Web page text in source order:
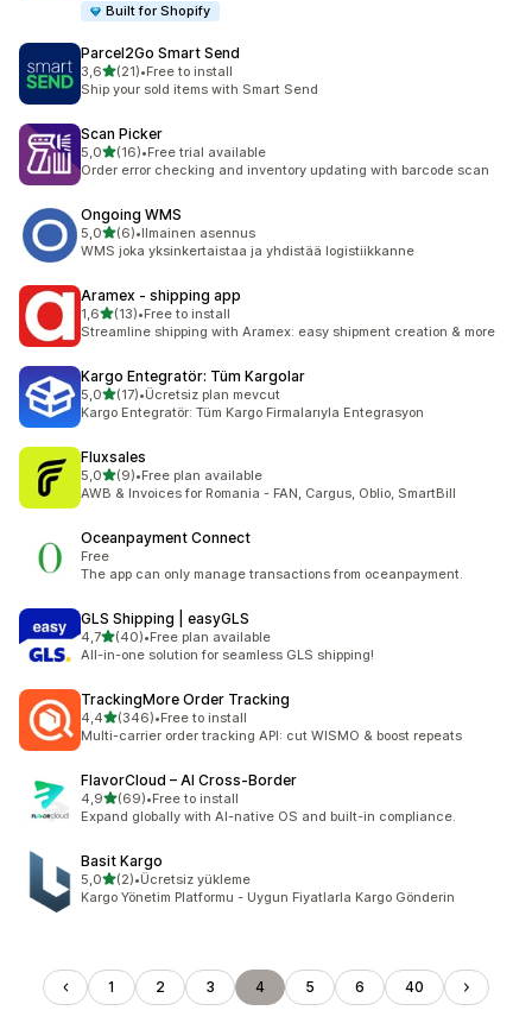
Built for Shopify
Parcel2Go Smart Send
3,6/ 5 tähteä
(21)
21 arvostelua yhteensä
•Free to install
Ship your sold items with Smart Send
Scan Picker
5,0/ 5 tähteä
(16)
16 arvostelua yhteensä
•Free trial available
Order error checking and inventory updating with barcode scan
Ongoing WMS
5,0/ 5 tähteä
(6)
6 arvostelua yhteensä
•Ilmainen asennus
WMS joka yksinkertaistaa ja yhdistää logistiikkanne
Aramex ‑ shipping app
1,6/ 5 tähteä
(13)
13 arvostelua yhteensä
•Free to install
Streamline shipping with Aramex: easy shipment creation & more
Kargo Entegratör: Tüm Kargolar
5,0/ 5 tähteä
(17)
17 arvostelua yhteensä
•Ücretsiz plan mevcut
Kargo Entegratör: Tüm Kargo Firmalarıyla Entegrasyon
Fluxsales
5,0/ 5 tähteä
(9)
9 arvostelua yhteensä
•Free plan available
AWB & Invoices for Romania - FAN, Cargus, Oblio, SmartBill
Oceanpayment Connect
Free
The app can only manage transactions from oceanpayment.
GLS Shipping | easyGLS
4,7/ 5 tähteä
(40)
40 arvostelua yhteensä
•Free plan available
All-in-one solution for seamless GLS shipping!
TrackingMore Order Tracking
4,4/ 5 tähteä
(346)
346 arvostelua yhteensä
•Free to install
Multi-carrier order tracking API: cut WISMO & boost repeats
FlavorCloud – AI Cross‑Border
4,9/ 5 tähteä
(69)
69 arvostelua yhteensä
•Free to install
Expand globally with AI-native OS and built-in compliance.
Basit Kargo
5,0/ 5 tähteä
(2)
2 arvostelua yhteensä
•Ücretsiz yükleme
Kargo Yönetim Platformu - Uygun Fiyatlarla Kargo Gönderin
1 2 3 4 5 6 40